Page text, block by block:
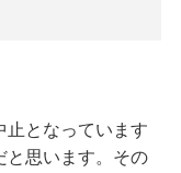
止となっています
と思います。その